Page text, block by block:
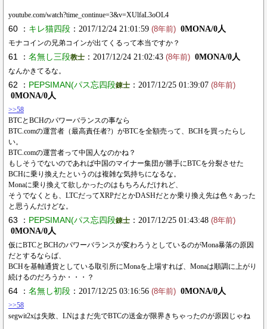
youtube.com/watch?time_continue=3&v=XUlfaL3oOL4
60 ： キレ猫四段 ：2017/12/24 21:01:59 (8年前) 0MONA/0人
モナコインの兄弟コインが出てくるって本当ですか？
61 ： 名無し三段教士 ：2017/12/24 21:02:43 (8年前) 0MONA/0人
なんかきてるな。
62 ： PEPSIMAN(パス忘四段錬士 ：2017/12/25 01:39:07 (8年前)
0MONA/0人
>>58
BTCとBCHのパワーバランスの事なら
BTC.comの運営者（最高責任者?）がBTCを全額売って、BCHを買ったらし
い。
BTC.comの運営者って中国人なのかね？
もしそうでないのであれば中国のマイナー集団が勝手にBTCを分裂させた
BCHに乗り換えたというのは複雑な気持ちになるな。
Monaに乗り換えて欲しかったのはもちろんだけれど、
そうでなくとも、LTCだってXRPだとかDASHだとか乗り換え先は色々あった
と思うんだけどな。
63 ： PEPSIMAN(パス忘四段錬士 ：2017/12/25 01:43:48 (8年前)
0MONA/0人
仮にBTCとBCHのパワーバランスが変わろうとしているのがMona暴落の原因
だとするならば、
BCHを基軸通貨としている取引所にMonaを上場すれば、Monaは順調に上がり
続けるのだろうか・・・？
64 ： 名無し初段 ：2017/12/25 03:16:56 (8年前) 0MONA/0人
>>58
segwit2xは失敗、LNはまだ先でBTCの送金が限界きちゃったのが原因じゃね